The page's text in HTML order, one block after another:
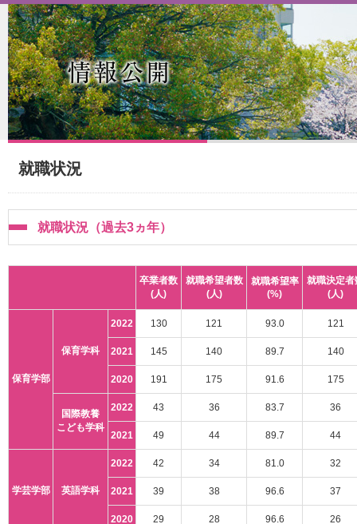
就職状況
就職状況（過去3ヵ年）
卒業者数
(人)
就職希望者数
(人)
就職希望率
(%)
就職決定者
(人)
保育学部
保育学科
2022 130 121 93.0 121
2021 145 140 89.7 140
2020 191 175 91.6 175
国際教養
こども学科
2022 43 36 83.7 36
2021 49 44 89.7 44
学芸学部 英語学科
2022 42 34 81.0 32
2021 39 38 96.6 37
2020 29 28 96.6 26